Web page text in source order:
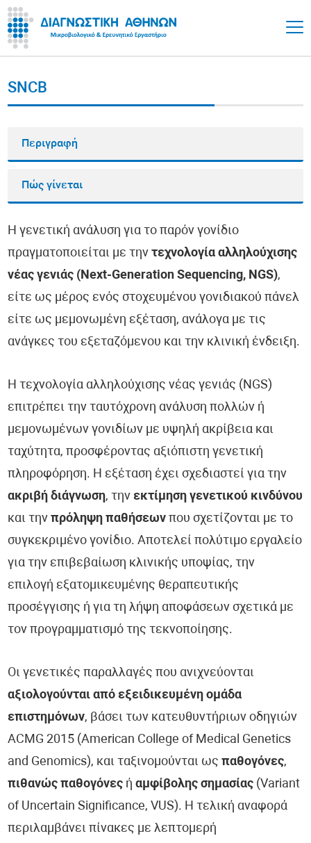
SNCB
Περιγραφή
Πώς γίνεται
Η γενετική ανάλυση για το παρόν γονίδιο
πραγματοποιείται με τηντεχνολογία αλληλούχισης
νέας γενιάς (Next-Generation Sequencing, NGS),
είτε ως μέρος ενός στοχευμένου γονιδιακού πάνελ
είτε ως μεμονωμένη εξέταση, ανάλογα με τις
ανάγκες του εξεταζόμενου και την κλινική ένδειξη.
Η τεχνολογία αλληλούχισης νέας γενιάς (NGS)
επιτρέπει την ταυτόχρονη ανάλυση πολλών ή
μεμονωμένων γονιδίων με υψηλή ακρίβεια και
ταχύτητα, προσφέροντας αξιόπιστη γενετική
πληροφόρηση. Η εξέταση έχει σχεδιαστεί για την
ακριβή διάγνωση, τηνεκτίμηση γενετικού κινδύνου
και τηνπρόληψη παθήσεων που σχετίζονται με το
συγκεκριμένο γονίδιο. Αποτελεί πολύτιμο εργαλείο
για την επιβεβαίωση κλινικής υποψίας, την
επιλογή εξατομικευμένης θεραπευτικής
προσέγγισης ή για τη λήψη αποφάσεων σχετικά με
τον προγραμματισμό της τεκνοποίησης.
Οι γενετικές παραλλαγές που ανιχνεύονται
αξιολογούνται από εξειδικευμένη ομάδα
επιστημόνων, βάσει των κατευθυντήριων οδηγιών
ACMG 2015 (American College of Medical Genetics
and Genomics), και ταξινομούνται ωςπαθογόνες,
πιθανώς παθογόνες ήαμφίβολης σημασίας (Variant
of Uncertain Significance, VUS). Η τελική αναφορά
περιλαμβάνει πίνακες με λεπτομερή